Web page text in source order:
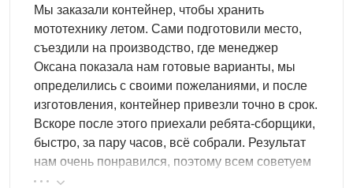
профлиста с порошковым покрытием надёжно
защищает автомобиль от осадков, снеговой нагрузки и
УФ-излучения круглый год.
Для какой техники подходит хозблок
гараж
Легковой автомобиль— стандартный или
увеличенный проём ворот под габариты конкретной
Мы заказали контейнер, чтобы хранить
мототехнику летом. Сами подготовили место,
съездили на производство, где менеджер
Оксана показала нам готовые варианты, мы
определились с своими пожеланиями, и после
изготовления, контейнер привезли точно в срок.
Вскоре после этого приехали ребята-сборщики,
быстро, за пару часов, всё собрали. Результат
нам очень понравился, поэтому всем советуем
эту фирму.